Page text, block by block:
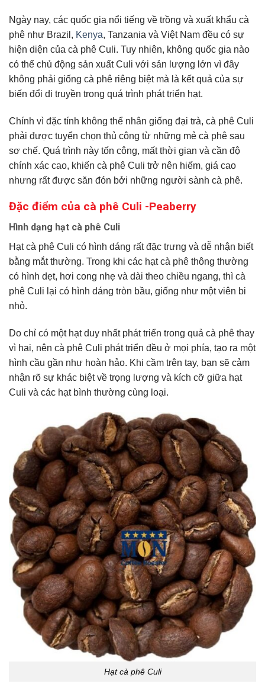
Ngày nay, các quốc gia nổi tiếng về trồng và xuất khẩu cà
phê như Brazil, Kenya, Tanzania và Việt Nam đều có sự
hiện diện của cà phê Culi. Tuy nhiên, không quốc gia nào
có thể chủ động sản xuất Culi với sản lượng lớn vì đây
không phải giống cà phê riêng biệt mà là kết quả của sự
biến đổi di truyền trong quá trình phát triển hạt.
Chính vì đặc tính không thể nhân giống đại trà, cà phê Culi
phải được tuyển chọn thủ công từ những mẻ cà phê sau
sơ chế. Quá trình này tốn công, mất thời gian và cần độ
chính xác cao, khiến cà phê Culi trở nên hiếm, giá cao
nhưng rất được săn đón bởi những người sành cà phê.
Đặc điểm của cà phê Culi -Peaberry
Hình dạng hạt cà phê Culi
Hạt cà phê Culi có hình dáng rất đặc trưng và dễ nhận biết
bằng mắt thường. Trong khi các hạt cà phê thông thường
có hình dẹt, hơi cong nhẹ và dài theo chiều ngang, thì cà
phê Culi lại có hình dáng tròn bầu, giống như một viên bi
nhỏ.
Do chỉ có một hạt duy nhất phát triển trong quả cà phê thay
vì hai, nên cà phê Culi phát triển đều ở mọi phía, tạo ra một
hình cầu gần như hoàn hảo. Khi cầm trên tay, bạn sẽ cảm
nhận rõ sự khác biệt về trọng lượng và kích cỡ giữa hạt
Culi và các hạt bình thường cùng loại.
Hạt cà phê Culi